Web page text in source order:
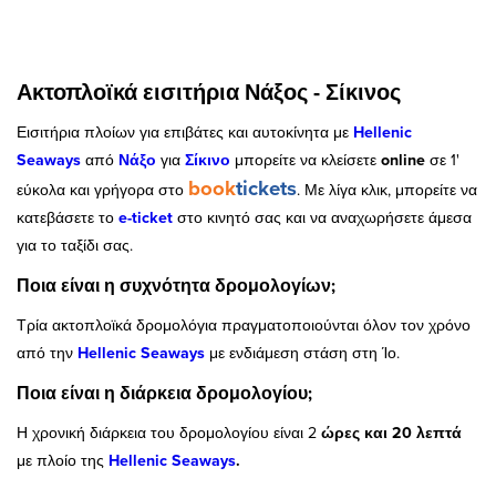
Ακτοπλοϊκά εισιτήρια Νάξος - Σίκινος
Εισιτήρια πλοίων για επιβάτες και αυτοκίνητα με Hellenic
Seaways από Νάξο για Σίκινο μπορείτε να κλείσετε online σε 1'
εύκολα και γρήγορα στο booktickets. Με λίγα κλικ, μπορείτε να
κατεβάσετε το e-ticket στο κινητό σας και να αναχωρήσετε άμεσα
για το ταξίδι σας.
Ποια είναι η συχνότητα δρομολογίων;
Τρία ακτοπλοϊκά δρομολόγια πραγματοποιούνται όλον τον χρόνο
από την Hellenic Seaways με ενδιάμεση στάση στη Ίο.
Ποια είναι η διάρκεια δρομολογίου;
Η χρονική διάρκεια του δρομολογίου είναι 2 ώρες και 20 λεπτά
με πλοίο της Hellenic Seaways.